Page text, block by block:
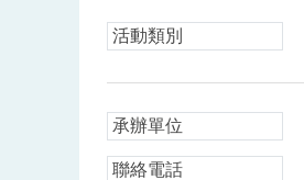
活動類別
承辦單位
聯絡電話